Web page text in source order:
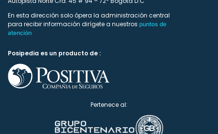
En esta dirección solo ópera la administración central
para recibir información dirígete a nuestros puntos de
atención
Posipedia es un producto de :
Pertenece al: